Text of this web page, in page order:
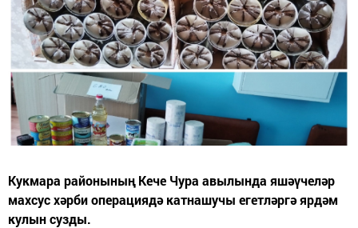
Кукмара районының Кече Чура авылында яшәүчеләр
махсус хәрби операциядә катнашучы егетләргә ярдәм
кулын сузды.